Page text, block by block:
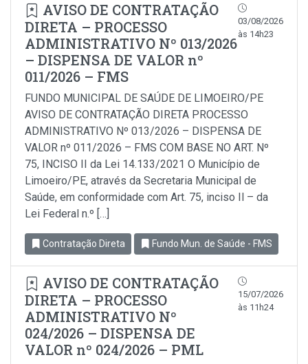
AVISO DE CONTRATAÇÃO
DIRETA – PROCESSO
ADMINISTRATIVO Nº 013/2026
– DISPENSA DE VALOR nº
011/2026 – FMS
03/08/2026
às 14h23
FUNDO MUNICIPAL DE SAÚDE DE LIMOEIRO/PE
AVISO DE CONTRATAÇÃO DIRETA PROCESSO
ADMINISTRATIVO Nº 013/2026 – DISPENSA DE
VALOR nº 011/2026 – FMS COM BASE NO ART. Nº
75, INCISO II da Lei 14.133/2021 O Município de
Limoeiro/PE, através da Secretaria Municipal de
Saúde, em conformidade com Art. 75, inciso Il – da
Lei Federal n.º […]
Contratação Direta Fundo Mun. de Saúde - FMS
AVISO DE CONTRATAÇÃO
DIRETA – PROCESSO
ADMINISTRATIVO Nº
024/2026 – DISPENSA DE
VALOR nº 024/2026 – PML
15/07/2026
às 11h24